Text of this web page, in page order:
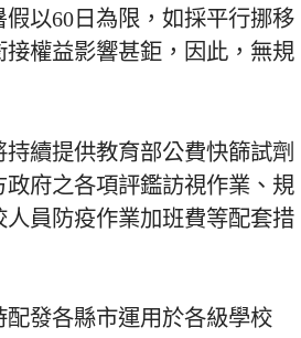
以60日為限，如採平行挪移
權益影響甚鉅，因此，無規
續提供教育部公費快篩試劑
府之各項評鑑訪視作業、規
員防疫作業加班費等配套措
發各縣市運用於各級學校